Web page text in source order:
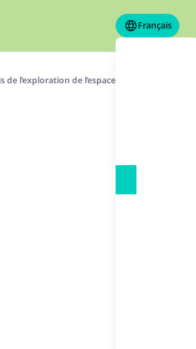
Français
de l’exploration de l’espace